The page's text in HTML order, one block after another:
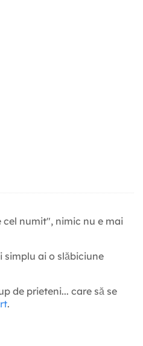
numit", nimic nu e mai
simplu ai o slăbiciune
de prieteni... care să se
.